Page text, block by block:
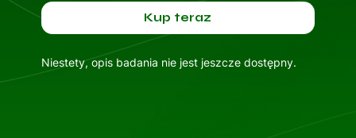
Kup teraz
Niestety, opis badania nie jest jeszcze dostępny.